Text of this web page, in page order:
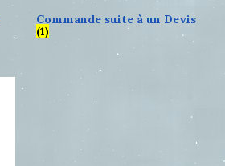
Commande suite à un Devis
(1)